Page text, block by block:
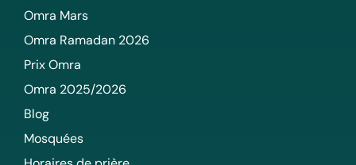
Omra Mars
Omra Ramadan 2026
Prix Omra
Omra 2025/2026
Blog
Mosquées